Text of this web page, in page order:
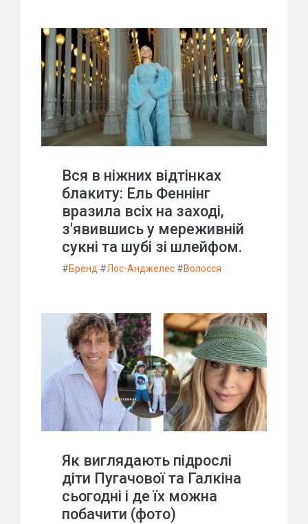
Вся в ніжних відтінках
блакиту: Ель Феннінг
вразила всіх на заході,
з'явившись у мереживній
сукні та шубі зі шлейфом.
#Бренд #Лос-Анджелес #Волосся
Як виглядають підрослі
діти Пугачової та Галкіна
сьогодні і де їх можна
побачити (фото)